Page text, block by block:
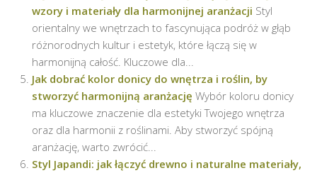
wzory i materiały dla harmonijnej aranżacji Styl
orientalny we wnętrzach to fascynująca podróż w głąb
różnorodnych kultur i estetyk, które łączą się w
harmonijną całość. Kluczowe dla...
Jak dobrać kolor donicy do wnętrza i roślin, by
stworzyć harmonijną aranżację Wybór koloru donicy
ma kluczowe znaczenie dla estetyki Twojego wnętrza
oraz dla harmonii z roślinami. Aby stworzyć spójną
aranżację, warto zwrócić...
Styl Japandi: jak łączyć drewno i naturalne materiały,